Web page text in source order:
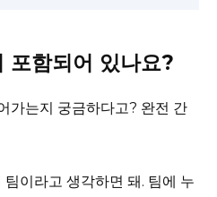
포함되어 있나요?
가는지 궁금하다고? 완전 간
이라고 생각하면 돼. 팀에 누